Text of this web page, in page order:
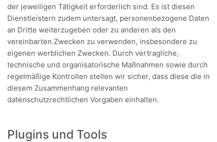
der jeweiligen Tätigkeit erforderlich sind. Es ist diesen
Dienstleistern zudem untersagt, personenbezogene Daten
an Dritte weiterzugeben oder zu anderen als den
vereinbarten Zwecken zu verwenden, insbesondere zu
eigenen werblichen Zwecken. Durch vertragliche,
technische und organisatorische Maßnahmen sowie durch
regelmäßige Kontrollen stellen wir sicher, dass diese die in
diesem Zusammenhang relevanten
datenschutzrechtlichen Vorgaben einhalten.
Plugins und Tools